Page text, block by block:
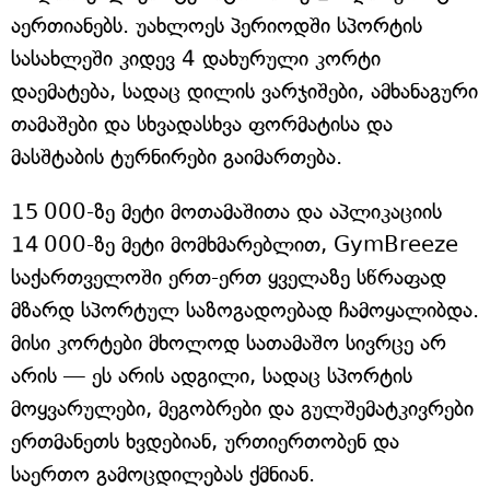
აერთიანებს. უახლოეს პერიოდში სპორტის
სასახლეში კიდევ 4 დახურული კორტი
დაემატება, სადაც დილის ვარჯიშები, ამხანაგური
თამაშები და სხვადასხვა ფორმატისა და
მასშტაბის ტურნირები გაიმართება.
15 000-ზე მეტი მოთამაშითა და აპლიკაციის
14 000-ზე მეტი მომხმარებლით, GymBreeze
საქართველოში ერთ-ერთ ყველაზე სწრაფად
მზარდ სპორტულ საზოგადოებად ჩამოყალიბდა.
მისი კორტები მხოლოდ სათამაშო სივრცე არ
არის — ეს არის ადგილი, სადაც სპორტის
მოყვარულები, მეგობრები და გულშემატკივრები
ერთმანეთს ხვდებიან, ურთიერთობენ და
საერთო გამოცდილებას ქმნიან.